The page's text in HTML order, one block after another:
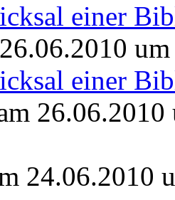
einer
einer
24.06.2010